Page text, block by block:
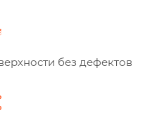
без дефектов